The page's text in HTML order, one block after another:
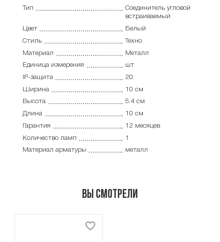
Тип
Соединитель угловой
встраиваемый
Цвет
Белый
Стиль
Техно
Материал
Металл
Единица измерения
шт
IP-защита
20
Ширина
10 см
Высота
5.4 см
Длина
10 см
Гарантия
12 месяцев
Количество ламп
1
Материал арматуры
металл
Вы смотрели